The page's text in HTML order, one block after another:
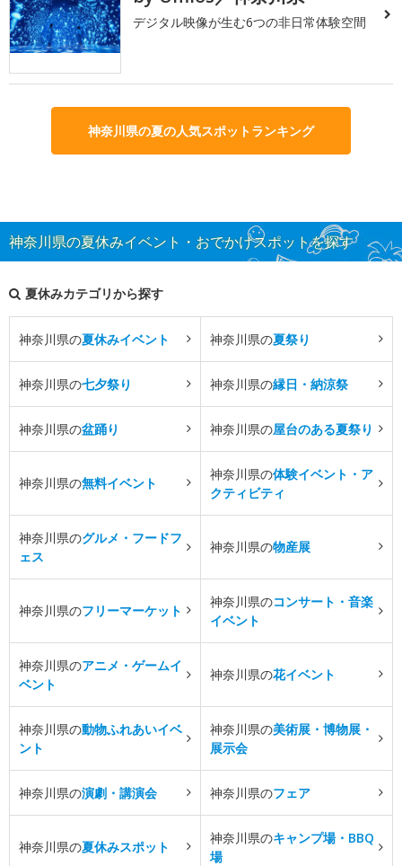
デジタル映像が生む6つの非日常体験空間
神奈川県の夏の人気スポットランキング
神奈川県の夏休みイベント・おでかけスポットを探す
夏休みカテゴリから探す
神奈川県の夏休みイベント 神奈川県の夏祭り
神奈川県の七夕祭り 神奈川県の縁日・納涼祭
神奈川県の盆踊り 神奈川県の屋台のある夏祭り
神奈川県の無料イベント
神奈川県の体験イベント・ア
クティビティ
神奈川県のグルメ・フードフ
ェス
神奈川県の物産展
神奈川県のフリーマーケット
神奈川県のコンサート・音楽
イベント
神奈川県のアニメ・ゲームイ
ベント
神奈川県の花イベント
神奈川県の動物ふれあいイベ
ント
神奈川県の美術展・博物展・
展示会
神奈川県の演劇・講演会 神奈川県のフェア
神奈川県の夏休みスポット
神奈川県のキャンプ場・BBQ
場